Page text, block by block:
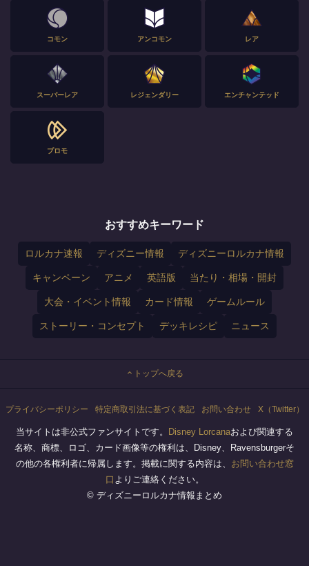
コモン アンコモン レア
スーパーレア レジェンダリー エンチャンテッド
プロモ
おすすめキーワード
ロルカナ速報 ディズニー情報 ディズニーロルカナ情報
キャンペーン アニメ 英語版 当たり・相場・開封
大会・イベント情報 カード情報 ゲームルール
ストーリー・コンセプト デッキレシピ ニュース
トップへ戻る
プライバシーポリシー 特定商取引法に基づく表記 お問い合わせ X（Twitter）
当サイトは非公式ファンサイトです。 Disney Lorcanaおよび関連する
名称、商標、ロゴ、カード画像等の権利は、Disney、Ravensburgerそ
の他の各権利者に帰属します。掲載に関する内容は、 お問い合わせ窓
口 よりご連絡ください。
© ディズニーロルカナ情報まとめ